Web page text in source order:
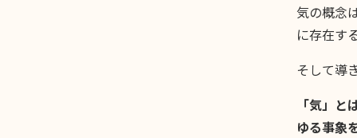
気の概念
に存在す
そして導
「気」
ゆる事象